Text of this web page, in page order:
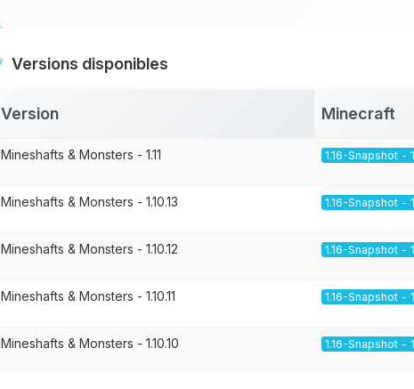
Versions disponibles
Version Minecraft
Mineshafts & Monsters - 1.11 1.16-Snapshot -
Mineshafts & Monsters - 1.10.13 1.16-Snapshot -
Mineshafts & Monsters - 1.10.12 1.16-Snapshot -
Mineshafts & Monsters - 1.10.11 1.16-Snapshot -
Mineshafts & Monsters - 1.10.10 1.16-Snapshot -